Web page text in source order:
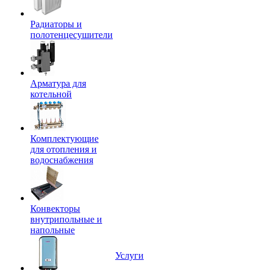
Радиаторы и
полотенцесушители
Арматура для
котельной
Комплектующие
для отопления и
водоснабжения
Конвекторы
внутрипольные и
напольные
Услуги